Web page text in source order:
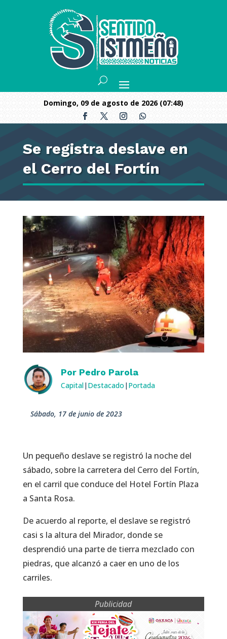
domingo, 09 de agosto de 2026 (07:48)
Se registra deslave en
el Cerro del Fortín
Por Pedro Parola
Capital| Destacado | Portada
sábado, 17 de junio de 2023
Un pequeño deslave se registró la noche del
sábado, sobre la carretera del Cerro del Fortín,
en el carril que conduce del Hotel Fortín Plaza
a Santa Rosa.
De acuerdo al reporte, el deslave se registró
casi s la altura del Mirador, donde se
desprendió una parte de tierra mezclado con
piedras, que alcanzó a caer en uno de los
carriles.
Publicidad